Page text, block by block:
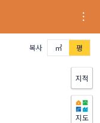
복사 ㎡ 평
지적
지도